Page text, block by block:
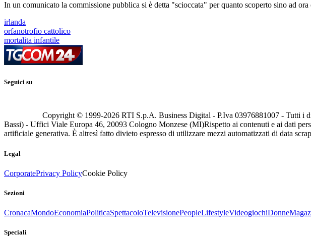
In un comunicato la commissione pubblica si è detta "scioccata" per quanto scoperto sino ad
irlanda
orfanotrofio cattolico
mortalita infantile
Seguici su
Copyright © 1999-2026 RTI S.p.A. Business Digital - P.Iva 03976881007 - Tutti i
Bassi) - Uffici Viale Europa 46, 20093 Cologno Monzese (MI)Rispetto ai contenuti e ai dati
artificiale generativa. È altresì fatto divieto espresso di utilizzare mezzi automatizzati di data
Legal
CorporatePrivacy PolicyCookie Policy
Sezioni
CronacaMondoEconomiaPoliticaSpettacoloTelevisionePeopleLifestyleVideogiochiDonne
Speciali